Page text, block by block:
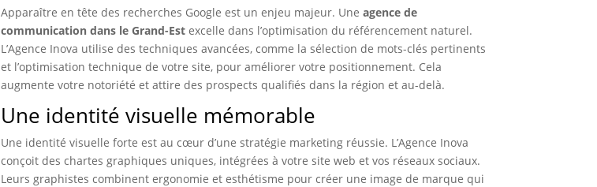
Apparaître en tête des recherches Google est un enjeu majeur. Uneagence de
communication dans le Grand-Est excelle dans l’optimisation du référencement naturel.
L’Agence Inova utilise des techniques avancées, comme la sélection de mots-clés pertinents
et l’optimisation technique de votre site, pour améliorer votre positionnement. Cela
augmente votre notoriété et attire des prospects qualifiés dans la région et au-delà.
Une identité visuelle mémorable
Une identité visuelle forte est au cœur d’une stratégie marketing réussie. L’Agence Inova
conçoit des chartes graphiques uniques, intégrées à votre site web et vos réseaux sociaux.
Leurs graphistes combinent ergonomie et esthétisme pour créer une image de marque qui